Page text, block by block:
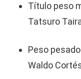
Título peso
Tatsuro
Peso
Waldo